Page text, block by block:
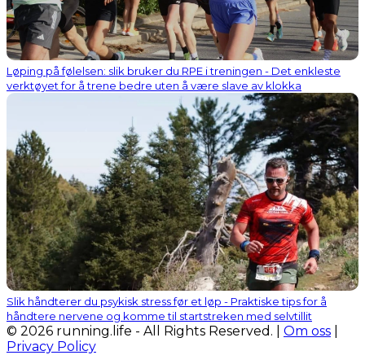
Løping på følelsen: slik bruker du RPE i treningen - Det enkleste
verktøyet for å trene bedre uten å være slave av klokka
Slik håndterer du psykisk stress før et løp - Praktiske tips for å
håndtere nervene og komme til startstreken med selvtillit
© 2026 running.life - All Rights Reserved. | Om oss
Privacy Policy